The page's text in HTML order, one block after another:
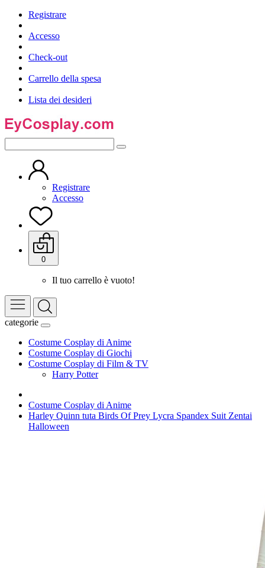
Registrare
Accesso
Check-out
Carrello della spesa
Lista dei desideri
Registrare
Accesso
0
Il tuo carrello è vuoto!
categorie
Costume Cosplay di Anime
Costume Cosplay di Giochi
Costume Cosplay di Film & TV
Harry Potter
Costume Cosplay di Anime
Harley Quinn tuta Birds Of Prey Lycra Spandex Suit Zentai
Halloween